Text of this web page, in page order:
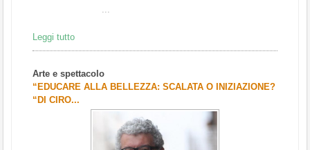
...
Leggi tutto
Arte e spettacolo
“EDUCARE ALLA BELLEZZA: SCALATA O INIZIAZIONE?
“DI CIRO...